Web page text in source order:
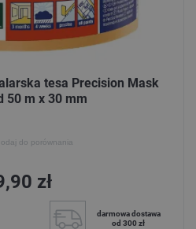
tesa Precision Mask
50 m x 30 mm
do porównania
zł
darmowa dostawa
od 300 zł